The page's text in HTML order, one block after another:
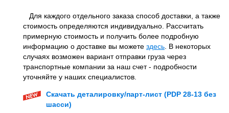
Для каждого отдельного заказа способ доставки, а также
стоимость определяются индивидуально. Рассчитать
примерную стоимость и получить более подробную
информацию о доставке вы можете здесь . В некоторых
случаях возможен вариант отправки груза через
транспортные компании за наш счет - подробности
уточняйте у наших специалистов.
Скачать деталировку/парт-лист (PDP 28-13 без
шасси)